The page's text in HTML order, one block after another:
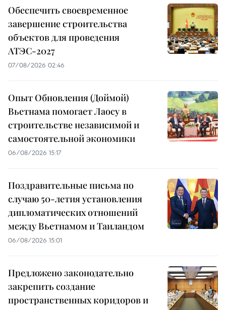
Обеспечить своевременное
завершение строительства
объектов для проведения
АТЭС-2027
07/08/2026 02:46
Опыт Обновления (Доймой)
Вьетнама помогает Лаосу в
строительстве независимой и
самостоятельной экономики
06/08/2026 15:17
Поздравительные письма по
случаю 50-летия установления
дипломатических отношений
между Вьетнамом и Таиландом
06/08/2026 15:01
Предложено законодательно
закрепить создание
пространственных коридоров и